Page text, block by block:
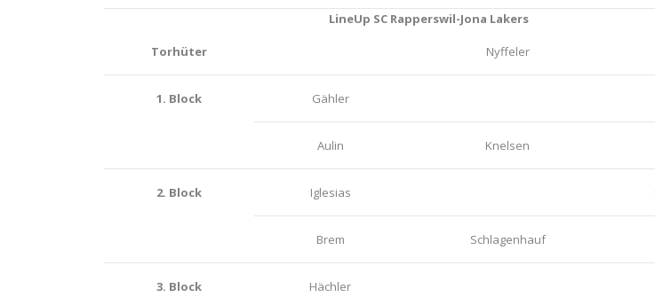
LineUp SC Rapperswil-Jona Lakers
Torhüter Nyffeler
1. Block Gähler
Aulin Knelsen
2. Block Iglesias
Brem Schlagenhauf
3. Block Hächler